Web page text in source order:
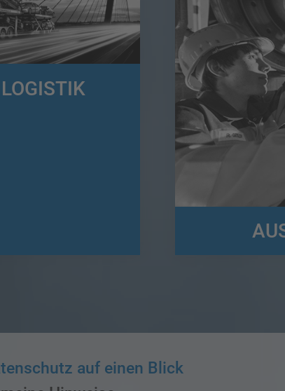
auf einen Blick